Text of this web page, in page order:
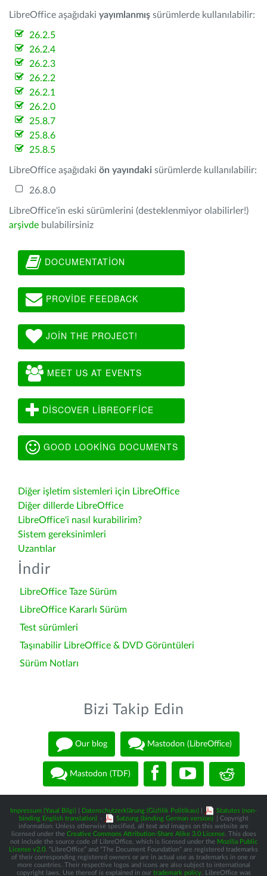
LibreOffice aşağıdaki yayımlanmış sürümlerde kullanılabilir:
26.2.5
26.2.4
26.2.3
26.2.2
26.2.1
26.2.0
25.8.7
25.8.6
25.8.5
LibreOffice aşağıdaki ön yayındaki sürümlerde kullanılabilir:
26.8.0
LibreOffice'in eski sürümlerini (desteklenmiyor olabilirler!)
arşivde bulabilirsiniz
DOCUMENTATION
PROVIDE FEEDBACK
JOIN THE PROJECT!
MEET US AT EVENTS
DISCOVER LIBREOFFICE
GOOD LOOKING DOCUMENTS
Diğer işletim sistemleri için LibreOffice
Diğer dillerde LibreOffice
LibreOffice'i nasıl kurabilirim?
Sistem gereksinimleri
Uzantılar
İndir
LibreOffice Taze Sürüm
LibreOffice Kararlı Sürüm
Test sürümleri
Taşınabilir LibreOffice & DVD Görüntüleri
Sürüm Notları
Bizi Takip Edin
Our blog Mastodon (LibreOffice)
Mastodon (TDF)
Impressum (Yasal Bilgi) Datenschutzerklärung (Gizlilik Politikası)
Statutes (non-
binding English translation) - Satzung (binding German version)
| Copyright
information: Unless otherwise specified, all text and images on this website are
licensed under the Creative Commons Attribution-Share Alike 3.0 License. This does
not include the source code of LibreOffice, which is licensed under the Mozilla Public
License v2.0 . “LibreOffice” and “The Document Foundation” are registered trademarks
of their corresponding registered owners or are in actual use as trademarks in one or
more countries. Their respective logos and icons are also subject to international
copyright laws. Use thereof is explained in our trademark policy. LibreOffice was